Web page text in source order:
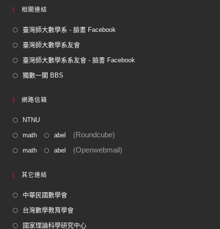
相關連結
臺灣師大數學系 - 臉書 Facebook
臺灣師大數學系友會
臺灣師大數學系系友會 - 臉書 Facebook
獨數一閣 BBS
網路信箱
NTNU
math abel (Roundcube)
math abel (Openwebmail)
其它連結
中華民國數學會
台灣數學教育學會
國家理論科學研究中心